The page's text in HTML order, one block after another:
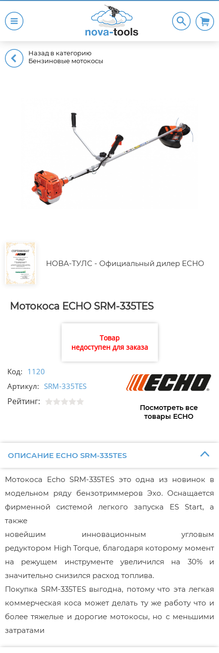
Назад в категорию
Бензиновые мотокосы
НОВА-ТУЛС - Официальный дилер ECHO
Мотокоса ECHO SRM-335TES
Товар
недоступен для заказа
Код: 1120
Артикул: SRM-335TES
Рейтинг:
Посмотреть все
товары ECHO
ОПИСАНИЕ ECHO SRM-335TES
Мотокоса Echo SRM-335TES это одна из новинок в
модельном ряду бензотриммеров Эхо. Оснащается
фирменной системой легкого запуска ES Start, а
также
новейшим инновационным угловым
редуктором High Torque, благодаря которому момент
на режущем инструменте увеличился на 30% и
значительно снизился расход топлива.
Покупка SRM-335TES выгодна, потому что эта легкая
коммерческая коса может делать ту же работу что и
более тяжелые и дорогие мотокосы, но с меньшими
затратами